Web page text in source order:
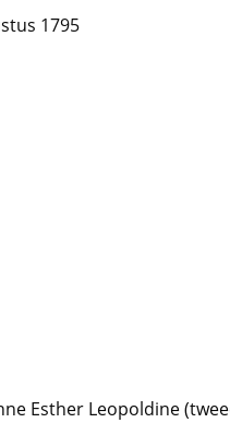
1795
Esther Leopoldine